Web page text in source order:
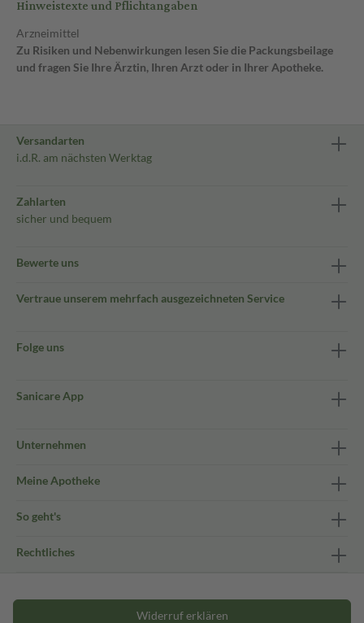
Hinweistexte und Pflichtangaben
Arzneimittel
Zu Risiken und Nebenwirkungen lesen Sie die Packungsbeilage
und fragen Sie Ihre Ärztin, Ihren Arzt oder in Ihrer Apotheke.
Versandarten
i.d.R. am nächsten Werktag
Zahlarten
sicher und bequem
Bewerte uns
Vertraue unserem mehrfach ausgezeichneten Service
Folge uns
Sanicare App
Unternehmen
Meine Apotheke
So geht's
Rechtliches
Widerruf erklären